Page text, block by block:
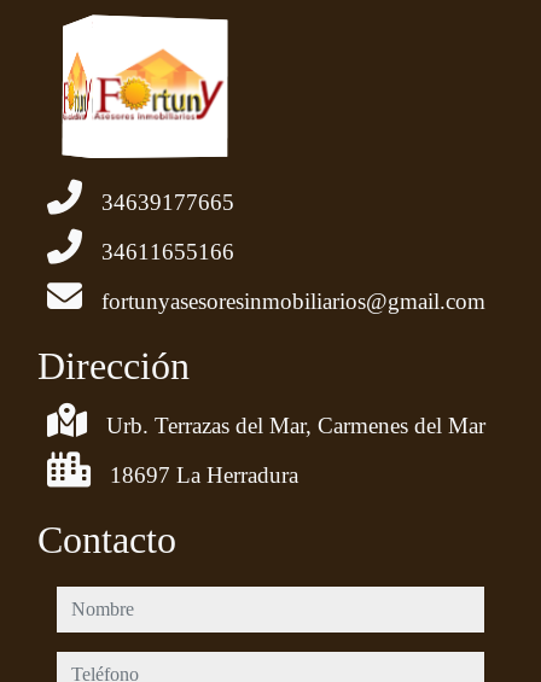
34639177665
34611655166
fortunyasesoresinmobiliarios@gmail.com
Dirección
Urb. Terrazas del Mar, Carmenes del Mar
18697 La Herradura
Contacto
nombre
teléfono